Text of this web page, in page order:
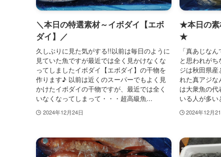
＼本日の特選素材～イボダイ【エボ
ダイ】／
久しぶりに見た気がする!!以前は毎日のように
見ていた魚ですが最近では全く見かけなくな
ってしましたイボダイ【エボダイ】の干物を
作ります♪ 以前は近くのスーパーでもよく見
かけたイボダイの干物ですが、最近では全く
いなくなってしまって・・・超高級魚...
2024年12月24日
★本日の素
★
「真あじな
と思われが
ジは秋田県産
れた真アジな
は大衆魚の
いる人が多
2024年12月